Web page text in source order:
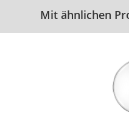
Mit ähnlichen